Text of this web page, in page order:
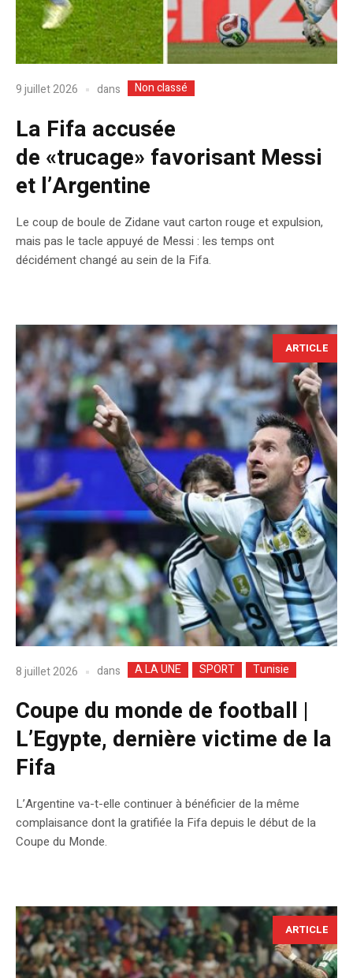
9 juillet 2026 dans Non classé
La Fifa accusée
de «trucage» favorisant Messi
et l’Argentine
Le coup de boule de Zidane vaut carton rouge et expulsion,
mais pas le tacle appuyé de Messi : les temps ont
décidément changé au sein de la Fifa.
ARTICLE
8 juillet 2026 dans A LA UNE SPORT Tunisie
Coupe du monde de football |
L’Egypte, dernière victime de la
Fifa
L’Argentine va-t-elle continuer à bénéficier de la même
complaisance dont la gratifiée la Fifa depuis le début de la
Coupe du Monde.
ARTICLE